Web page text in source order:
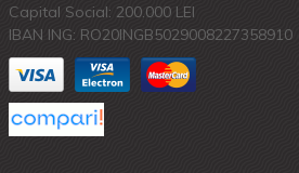
Capital Social: 200.000 LEI
IBAN ING: RO20INGB5029008227358910